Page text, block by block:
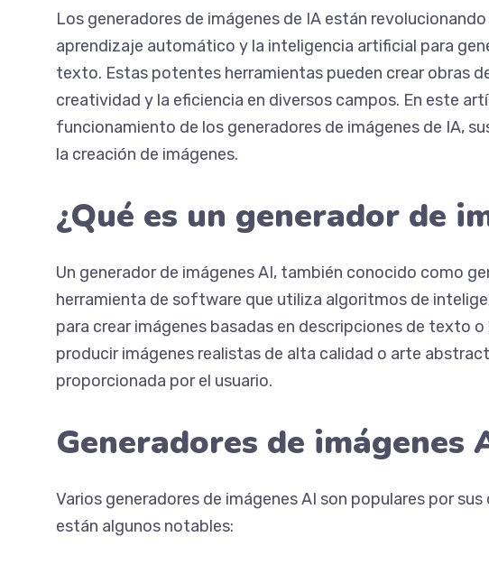
Los generadores de imágenes de IA están
aprendizaje automático y la inteligencia artificial para
texto. Estas potentes herramientas pueden crear obras
creatividad y la eficiencia en diversos campos. En este
funcionamiento de los generadores de imágenes de IA,
la creación de imágenes.
¿Qué es un generador de
Un generador de imágenes AI, también conocido como
herramienta de software que utiliza algoritmos de
para crear imágenes basadas en descripciones de texto
producir imágenes realistas de alta calidad o arte
proporcionada por el usuario.
Generadores de imágenes
Varios generadores de imágenes AI son populares por
están algunos notables: